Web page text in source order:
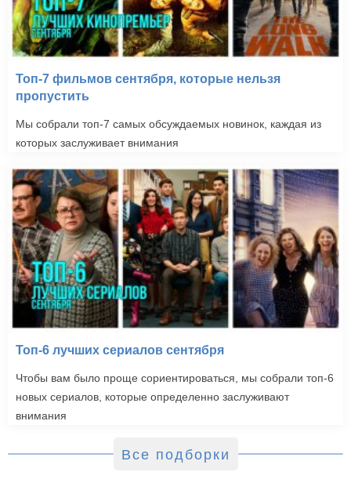
Топ-7 фильмов сентября, которые нельзя
пропустить
Мы собрали топ-7 самых обсуждаемых новинок, каждая из
которых заслуживает внимания
Топ-6 лучших сериалов сентября
Чтобы вам было проще сориентироваться, мы собрали топ-6
новых сериалов, которые определенно заслуживают
внимания
Все подборки